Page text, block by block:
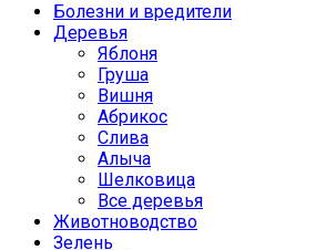
Болезни и вредители
Деревья
Яблоня
Груша
Вишня
Абрикос
Слива
Алыча
Шелковица
Все деревья
Животноводство
Зелень